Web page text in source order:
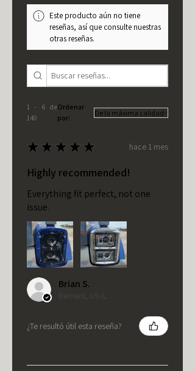
Este producto aún no tiene
reseñas, así que consulte nuestras
otras reseñas.
1 - 6 de
140
Ordenar
por:
★ ★ ★ ★ ★ hace 1 mes
Highly recommended!
Everything fit perfect, not one
issue.
Brian S.
Bement, US-IL
¿Te resultó útil esta reseña?